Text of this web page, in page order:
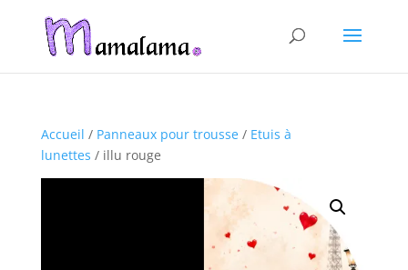
Accueil / Panneaux pour trousse/ Etuis à
lunettes / illu rouge